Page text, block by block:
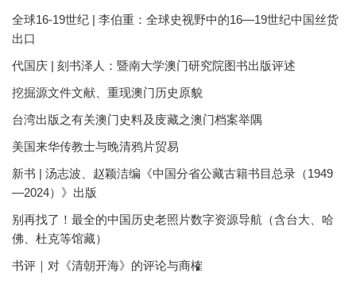
全球16-19世纪 | 李伯重：全球史视野中的16—19世纪中国丝货
出口
代国庆 | 刻书泽人：暨南大学澳门研究院图书出版评述
挖掘源文件文献、重现澳门历史原貌
台湾出版之有关澳门史料及庋藏之澳门档案举隅
美国来华传教士与晚清鸦片贸易
新书 | 汤志波、赵颖洁编《中国分省公藏古籍书目总录（1949
—2024）》出版
别再找了！最全的中国历史老照片数字资源导航（含台大、哈
佛、杜克等馆藏）
书评｜对《清朝开海》的评论与商榷